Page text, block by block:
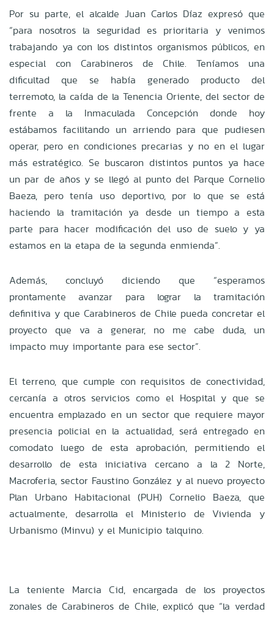
Por su parte, el alcalde Juan Carlos Díaz expresó que
“para nosotros la seguridad es prioritaria y venimos
trabajando ya con los distintos organismos públicos, en
especial con Carabineros de Chile. Teníamos una
dificultad que se había generado producto del
terremoto, la caída de la Tenencia Oriente, del sector de
frente a la Inmaculada Concepción donde hoy
estábamos facilitando un arriendo para que pudiesen
operar, pero en condiciones precarias y no en el lugar
más estratégico. Se buscaron distintos puntos ya hace
un par de años y se llegó al punto del Parque Cornelio
Baeza, pero tenía uso deportivo, por lo que se está
haciendo la tramitación ya desde un tiempo a esta
parte para hacer modificación del uso de suelo y ya
estamos en la etapa de la segunda enmienda”.
Además, concluyó diciendo que “esperamos
prontamente avanzar para lograr la tramitación
definitiva y que Carabineros de Chile pueda concretar el
proyecto que va a generar, no me cabe duda, un
impacto muy importante para ese sector”.
El terreno, que cumple con requisitos de conectividad,
cercanía a otros servicios como el Hospital y que se
encuentra emplazado en un sector que requiere mayor
presencia policial en la actualidad, será entregado en
comodato luego de esta aprobación, permitiendo el
desarrollo de esta iniciativa cercano a la 2 Norte,
Macroferia, sector Faustino González y al nuevo proyecto
Plan Urbano Habitacional (PUH) Cornelio Baeza, que
actualmente, desarrolla el Ministerio de Vivienda y
Urbanismo (Minvu) y el Municipio talquino.
La teniente Marcia Cid, encargada de los proyectos
zonales de Carabineros de Chile, explicó que “la verdad